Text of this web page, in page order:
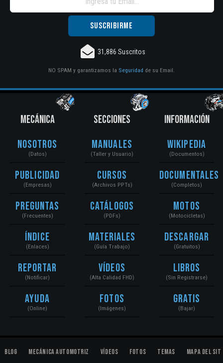
31,886 Suscritos
NO SPAM y garantizamos la Seguridad de su Email.
MECÁNICA
Nosotros
(Datos)
Publicidad
(Empresas)
Preguntas
(Frecuentes)
Índice
(Enlaces)
Reportar
(Notificar)
Ayuda
(Online)
SECCIONES
Manuales
(Taller y Usuario)
Cursos
(Archivos PPTs)
Catálogos
(PDFs)
Materiales
(Guía Trabajo)
Vídeos
(Alta Calidad FHD)
Fotos
(Imágenes)
INFORMACIÓN
Wikipedia
(Documentos)
Documentales
(Completos)
Motos
(Motocicletas)
Descargar
(Gratuitos)
Libros
(Sin Registrarse)
Gratis
(Bajar)
Blog Mecánica Automotriz Vídeos Fotos Temas Mapa del